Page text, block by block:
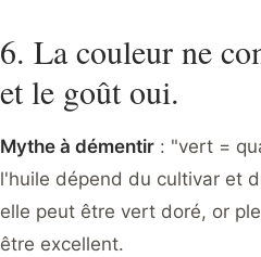
6. La couleur ne
et le goût oui.
Mythe à démentir : "vert =
l'huile dépend du cultivar et
elle peut être vert doré, or
être excellent.